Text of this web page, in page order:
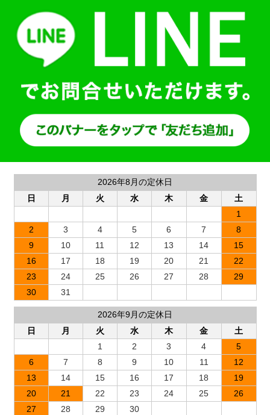
2026年8月の定休日
日
月 火 水 木 金
土
1
2
3 4 5 6 7
8
9
10 11 12 13 14
15
16
17 18 19 20 21
22
23
24 25 26 27 28
29
30
31
2026年9月の定休日
日
月 火 水 木 金
土
1
2 3 4
5
6
7 8 9 10 11
12
13
14 15 16 17 18
19
20
21 22 23 24 25
26
27
28 29 30